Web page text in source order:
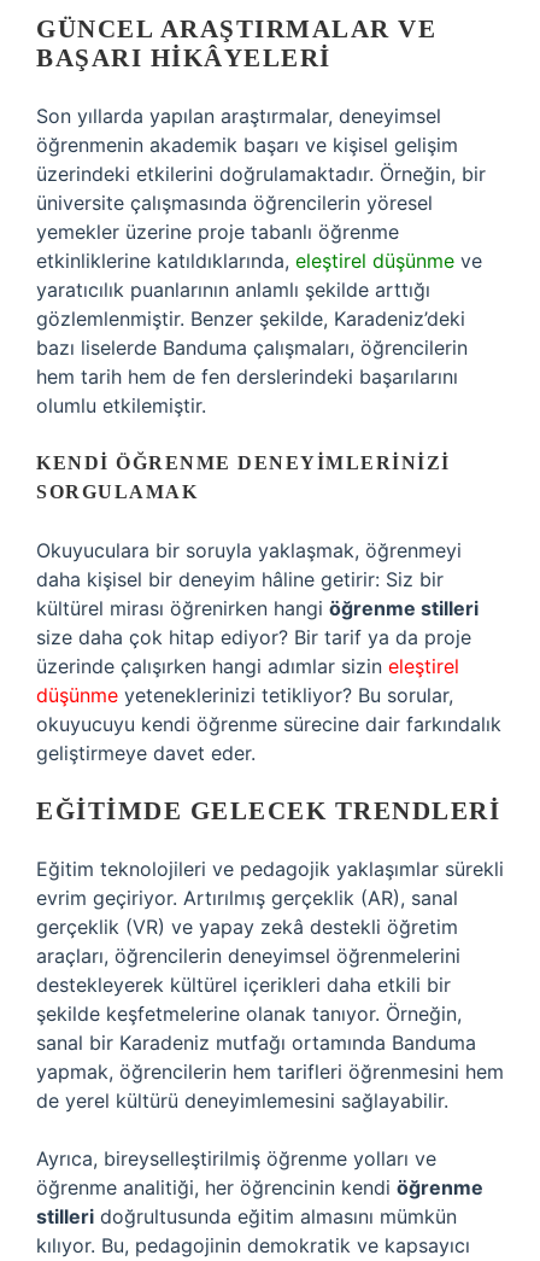
GÜNCEL ARAŞTIRMALAR VE
BAŞARI HIKÂYELERI
Son yıllarda yapılan araştırmalar, deneyimsel
öğrenmenin akademik başarı ve kişisel gelişim
üzerindeki etkilerini doğrulamaktadır. Örneğin, bir
üniversite çalışmasında öğrencilerin yöresel
yemekler üzerine proje tabanlı öğrenme
etkinliklerine katıldıklarında, eleştirel düşünme ve
yaratıcılık puanlarının anlamlı şekilde arttığı
gözlemlenmiştir. Benzer şekilde, Karadeniz’deki
bazı liselerde Banduma çalışmaları, öğrencilerin
hem tarih hem de fen derslerindeki başarılarını
olumlu etkilemiştir.
KENDI ÖĞRENME DENEYIMLERINIZI
SORGULAMAK
Okuyuculara bir soruyla yaklaşmak, öğrenmeyi
daha kişisel bir deneyim hâline getirir: Siz bir
kültürel mirası öğrenirken hangi öğrenme stilleri
size daha çok hitap ediyor? Bir tarif ya da proje
üzerinde çalışırken hangi adımlar sizin eleştirel
düşünme yeteneklerinizi tetikliyor? Bu sorular,
okuyucuyu kendi öğrenme sürecine dair farkındalık
geliştirmeye davet eder.
EĞITIMDE GELECEK TRENDLERI
Eğitim teknolojileri ve pedagojik yaklaşımlar sürekli
evrim geçiriyor. Artırılmış gerçeklik (AR), sanal
gerçeklik (VR) ve yapay zekâ destekli öğretim
araçları, öğrencilerin deneyimsel öğrenmelerini
destekleyerek kültürel içerikleri daha etkili bir
şekilde keşfetmelerine olanak tanıyor. Örneğin,
sanal bir Karadeniz mutfağı ortamında Banduma
yapmak, öğrencilerin hem tarifleri öğrenmesini hem
de yerel kültürü deneyimlemesini sağlayabilir.
Ayrıca, bireyselleştirilmiş öğrenme yolları ve
öğrenme analitiği, her öğrencinin kendi öğrenme
stilleri doğrultusunda eğitim almasını mümkün
kılıyor. Bu, pedagojinin demokratik ve kapsayıcı